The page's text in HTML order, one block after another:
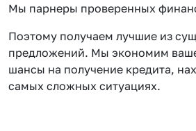
Мы парнеры проверенных
Поэтому получаем лучшие из
предложений. Мы экономим
шансы на получение кредита,
самых сложных ситуациях.